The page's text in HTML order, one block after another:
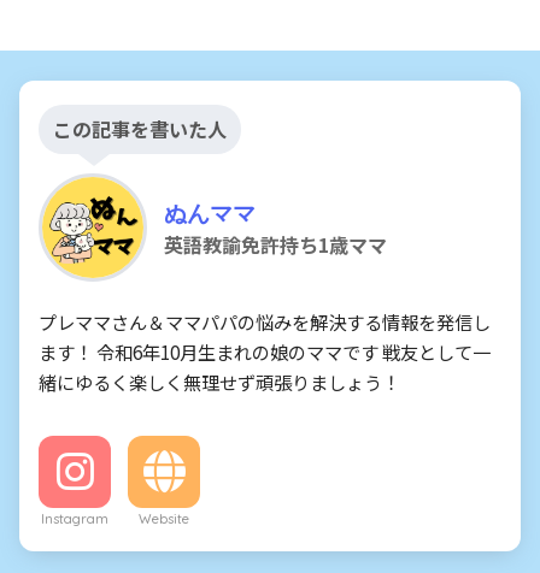
この記事を書いた人
ぬんママ
英語教諭免許持ち1歳ママ
プレママさん＆ママパパの悩みを解決する情報を発信し
ます！ 令和6年10月生まれの娘のママです 戦友として一
緒にゆるく楽しく無理せず頑張りましょう！
Instagram Website